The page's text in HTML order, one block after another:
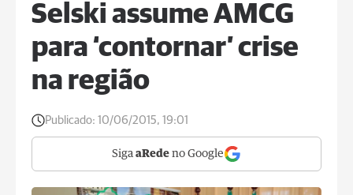
Selski assume AMCG
para ‘contornar’ crise
na região
Publicado: 10/06/2015, 19:01
Siga aRede no Google